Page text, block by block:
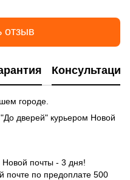
отзыв
Консультация
городе.
дверей" курьером Новой
почты - 3 дня!
по предоплате 500